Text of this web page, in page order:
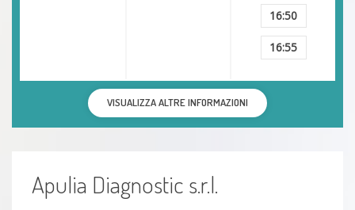
16:50
16:55
VISUALIZZA ALTRE INFORMAZIONI
Apulia Diagnostic s.r.l.